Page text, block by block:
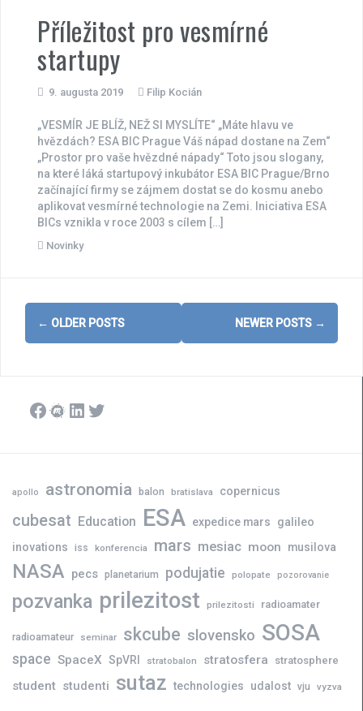
Příležitost pro vesmírné
startupy
9. augusta 2019 Filip Kocián
„VESMÍR JE BLÍŽ, NEŽ SI MYSLÍTE“ „Máte hlavu ve
hvězdách? ESA BIC Prague Váš nápad dostane na Zem“
„Prostor pro vaše hvězdné nápady“ Toto jsou slogany,
na které láká startupový inkubátor ESA BIC Prague/Brno
začínající firmy se zájmem dostat se do kosmu anebo
aplikovat vesmírné technologie na Zemi. Iniciativa ESA
BICs vznikla v roce 2003 s cílem […]
Novinky
Posts
navigation
← OLDER POSTS NEWER POSTS →
Facebook
Meetup
LinkedIn
Twitter
apollo astronomia balon bratislava copernicus
cubesat Education ESA expedice mars
galileo
inovations iss konferencia mars mesiac moon musilova
NASA pecs planetarium podujatie polopate pozorovanie
pozvanka prilezitost prilezitosti radioamater
radioamateur seminar skcube slovensko SOSA
space SpaceX SpVRI stratobalon stratosfera stratosphere
student studenti sutaz technologies udalost vju vyzva